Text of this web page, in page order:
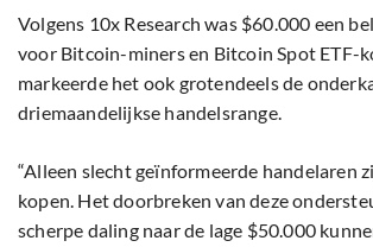
Volgens 10x Research was $60.000 een
voor Bitcoin-miners en Bitcoin Spot ETF-
markeerde het ook grotendeels de
driemaandelijkse handelsrange.
“Alleen slecht geïnformeerde handelaren
kopen. Het doorbreken van deze
scherpe daling naar de lage $50.000